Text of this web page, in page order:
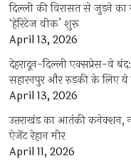
दिल्ली की विरासत से जुड़ने का
‘हेरिटेज वीक’ शुरू
April 13, 2026
देहरादून-दिल्ली एक्सप्रेस-वे
सहारनपुर और रुड़की के लिए ये
April 13, 2026
उत्तराखंड का आतंकी कनेक्शन,
ऐजेंट रेहान मीर
April 11, 2026